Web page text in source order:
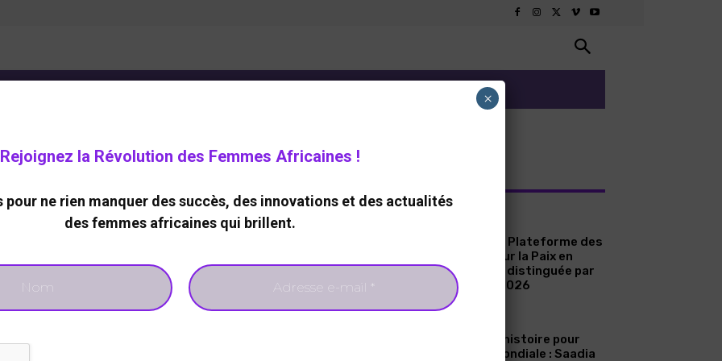
de la femme :
se mobilise
Sénégal : La Plateforme des
Femmes pour la Paix en
Casamance distinguée par
le Prix ICIP 2026
Une page d’histoire pour
l’aviation mondiale : Saadia
Rejoignez la Révolution des Femmes Africaines !
pour ne rien manquer des succès, des innovations et des actualités
des femmes africaines qui brillent.
×